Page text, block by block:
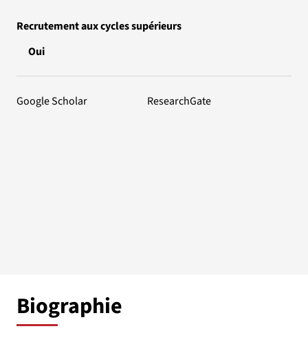
Recrutement aux cycles supérieurs
Oui
Google Scholar ResearchGate
Biographie